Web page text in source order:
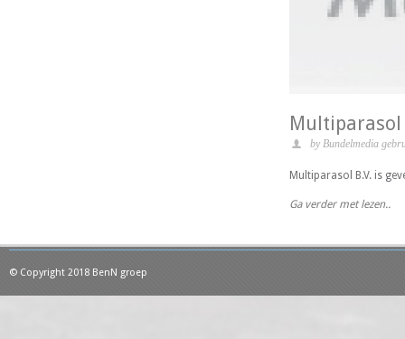
by Bundelmedia
Multiparasol B.V. is
Ga verder met lezen..
© Copyright 2018 BenN groep